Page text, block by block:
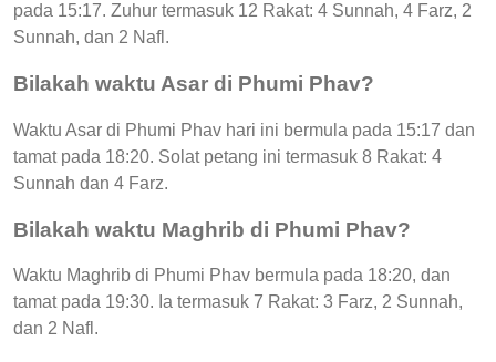
pada 15:17. Zuhur termasuk 12 Rakat: 4 Sunnah, 4 Farz, 2
Sunnah, dan 2 Nafl.
Bilakah waktu Asar di Phumi Phav?
Waktu Asar di Phumi Phav hari ini bermula pada 15:17 dan
tamat pada 18:20. Solat petang ini termasuk 8 Rakat: 4
Sunnah dan 4 Farz.
Bilakah waktu Maghrib di Phumi Phav?
Waktu Maghrib di Phumi Phav bermula pada 18:20, dan
tamat pada 19:30. Ia termasuk 7 Rakat: 3 Farz, 2 Sunnah,
dan 2 Nafl.